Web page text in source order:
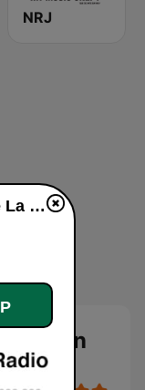
NRJ
La 8 en
Armonia Stereo La de La 8 en vivo